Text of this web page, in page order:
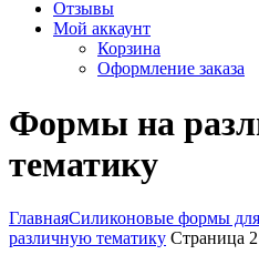
Отзывы
Мой аккаунт
Корзина
Оформление заказа
Формы на
тематику
ГлавнаяСиликоновые формы
различную тематику Страница 2